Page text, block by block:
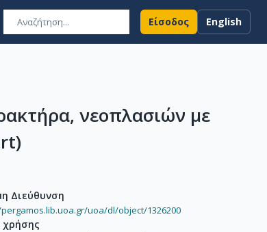
Είσοδος English
νεοπλασιών με
Διεύθυνση
uoa/dl/object/1326200
χρήσης